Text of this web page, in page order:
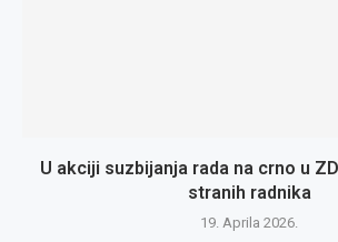
U akciji suzbijanja rada na crno u
stranih radnika
19. Aprila 2026.